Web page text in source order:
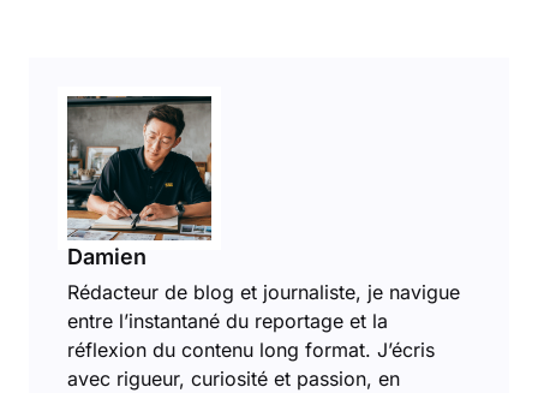
Damien
Rédacteur de blog et journaliste, je navigue
entre l’instantané du reportage et la
réflexion du contenu long format. J’écris
avec rigueur, curiosité et passion, en